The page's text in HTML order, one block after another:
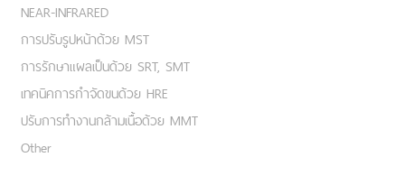
NEAR-INFRARED
การปรับรูปหน้าด้วย MST
การรักษาแผลเป็นด้วย SRT, SMT
เทคนิคการกำจัดขนด้วย HRE
ปรับการทำงานกล้ามเนื้อด้วย MMT
Other